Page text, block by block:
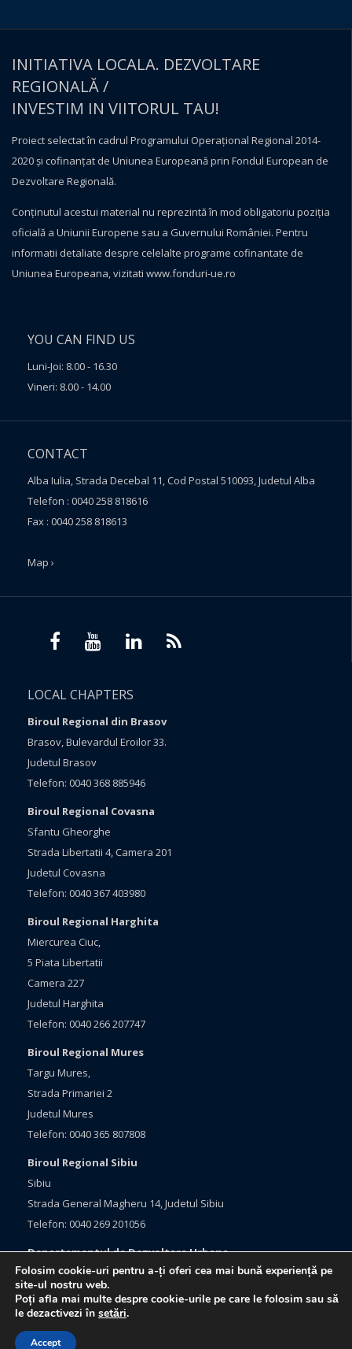
INITIATIVA LOCALA. DEZVOLTARE
REGIONALĂ /
INVESTIM IN VIITORUL TAU!
Proiect selectat în cadrul Programului Operațional Regional 2014-
2020 și cofinanțat de Uniunea Europeană prin Fondul European de
Dezvoltare Regională.
Conţinutul acestui material nu reprezintă în mod obligatoriu poziţia
oficială a Uniunii Europene sau a Guvernului României. Pentru
informatii detaliate despre celelalte programe cofinantate de
Uniunea Europeana, vizitati www.fonduri-ue.ro
YOU CAN FIND US
Luni-Joi: 8.00 - 16.30
Vineri: 8.00 - 14.00
CONTACT
Alba Iulia, Strada Decebal 11, Cod Postal 510093, Judetul Alba
Telefon : 0040 258 818616
Fax : 0040 258 818613
Map ›
LOCAL CHAPTERS
Biroul Regional din Brasov
Brasov, Bulevardul Eroilor 33.
Judetul Brasov
Telefon: 0040 368 885946
Biroul Regional Covasna
Sfantu Gheorghe
Strada Libertatii 4, Camera 201
Judetul Covasna
Telefon: 0040 367 403980
Biroul Regional Harghita
Miercurea Ciuc,
5 Piata Libertatii
Camera 227
Judetul Harghita
Telefon: 0040 266 207747
Biroul Regional Mures
Targu Mures,
Strada Primariei 2
Judetul Mures
Telefon: 0040 365 807808
Biroul Regional Sibiu
Sibiu
Strada General Magheru 14, Judetul Sibiu
Telefon: 0040 269 201056
Departamentul de Dezvoltare Urbana
Brasov, Bulevardul Eroilor 33
Judetul Brasov
Telefon: 0040 368 415760
Folosim cookie-uri pentru a-ți oferi cea mai bună experiență pe
site-ul nostru web.
Poți afla mai multe despre cookie-urile pe care le folosim sau să
le dezactivezi în setări.
Accept